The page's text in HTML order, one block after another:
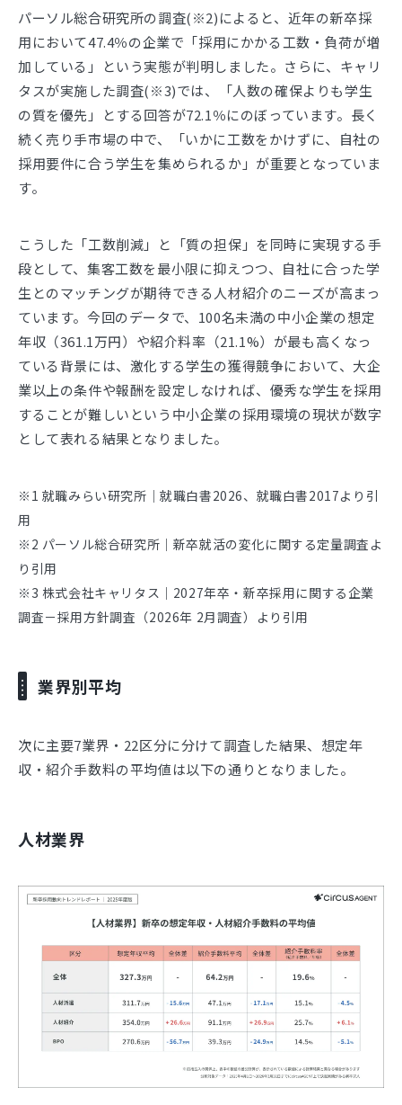
パーソル総合研究所の調査(※2)によると、近年の新卒採
用において47.4％の企業で「採用にかかる工数・負荷が増
加している」という実態が判明しました。さらに、キャリ
タスが実施した調査(※3)では、「人数の確保よりも学生
の質を優先」とする回答が72.1％にのぼっています。長く
続く売り手市場の中で、「いかに工数をかけずに、自社の
採用要件に合う学生を集められるか」が重要となっていま
す。
こうした「工数削減」と「質の担保」を同時に実現する手
段として、集客工数を最小限に抑えつつ、自社に合った学
生とのマッチングが期待できる人材紹介のニーズが高まっ
ています。今回のデータで、100名未満の中小企業の想定
年収（361.1万円）や紹介料率（21.1%）が最も高くなっ
ている背景には、激化する学生の獲得競争において、大企
業以上の条件や報酬を設定しなければ、優秀な学生を採用
することが難しいという中小企業の採用環境の現状が数字
として表れる結果となりました。
※1 就職みらい研究所｜就職白書2026、就職白書2017より引
用
※2 パーソル総合研究所｜新卒就活の変化に関する定量調査よ
り引用
※3 株式会社キャリタス｜2027年卒・新卒採用に関する企業
調査－採用方針調査（2026年 2月調査）より引用
業界別平均
次に主要7業界・22区分に分けて調査した結果、想定年
収・紹介手数料の平均値は以下の通りとなりました。
人材業界